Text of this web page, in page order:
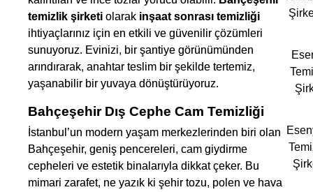
temizlik şirketi olarak inşaat sonrası temizliği
ihtiyaçlarınız için en etkili ve güvenilir çözümleri
sunuyoruz. Evinizi, bir şantiye görünümünden
arındırarak, anahtar teslim bir şekilde tertemiz,
yaşanabilir bir yuvaya dönüştürüyoruz.
Bahçeşehir Dış Cephe Cam Temizliği
İstanbul’un modern yaşam merkezlerinden biri olan
Bahçeşehir, geniş pencereleri, cam giydirme
cepheleri ve estetik binalarıyla dikkat çeker. Bu
mimari zarafet, ne yazık ki şehir tozu, polen ve hava